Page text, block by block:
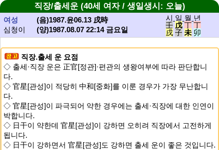
직장/출세운 (40세 여자 / 생일생시: 오늘)
여성
심청이
(음)1987.윤06.13 戌時
(양)1987.08.07 22:14 금요일
시 일 월 년
壬 戊 丁 丁
戌 子 未 卯
직장.출세 운 요점
◇ 출세·직장 운은 正官[정관]·편관의 생왕여부에 따라 판단합니
다.
◇ 官星[관성]이 적당히 中和[중화]를 이룬 경우가 가장 무난합니
다.
◇ 官星[관성]이 파극되어 약한 경우에는 출세·직장에 대한 인연이
박합니다.
◇ 日干이 약한데 官星[관성]이 강하면 오히려 직장에서 고전하게
됩니다.
◇ 日干이 강하면서 官星[관성]도 강하면 출세 운이 좋은 것입니다.